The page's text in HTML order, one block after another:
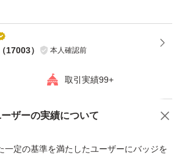
ます。
第3のくすみの原因「肌ステイン」を
グオイルに配合する美容オイルで洗い
（17003） 本人確認前
取引実績99+
ザーの実績について
一定の基準を満たしたユーザーにバッジを
商品への質問